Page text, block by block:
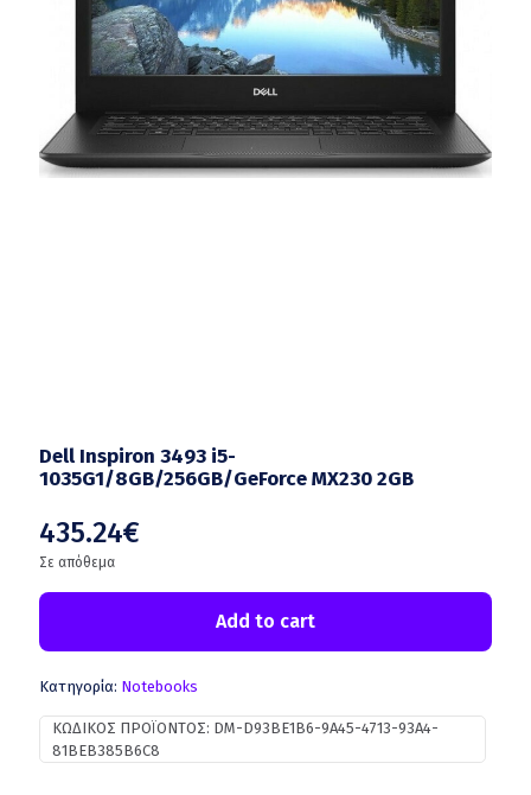
Dell Inspiron 3493 i5-
1035G1/8GB/256GB/GeForce MX230 2GB
435.24€
Σε απόθεμα
Add to cart
Κατηγορία: Notebooks
ΚΩΔΙΚΌΣ ΠΡΟΪΌΝΤΟΣ: DM-D93BE1B6-9A45-4713-93A4-
81BEB385B6C8